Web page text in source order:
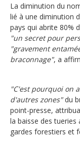
La diminution du
lié à une diminution
pays qui abrite 80%
"un secret pour
"gravement
braconnage", a
"C'est pourquoi on
d'autres zones"du
point-presse,
la baisse des tueries
gardes forestiers et